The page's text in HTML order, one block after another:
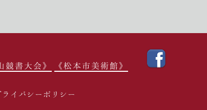
競書大会》 《松本市美術館》
ライバシーポリシー